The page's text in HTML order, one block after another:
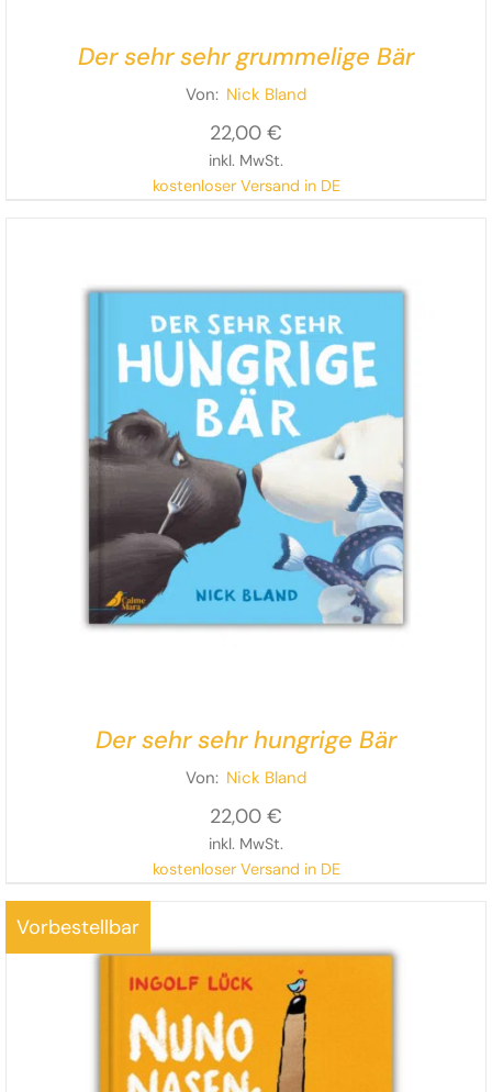
Der sehr sehr grummelige Bär
Von: Nick Bland
22,00 €
inkl. MwSt.
kostenloser Versand in DE
Wichtigkeit des Teilens.
Der sehr sehr hungrige Bär
Von: Nick Bland
22,00 €
inkl. MwSt.
kostenloser Versand in DE
einem netten Plätzchen für
überraschend, mitreißend und zum Brüllen komisch!
Vorbestellbar